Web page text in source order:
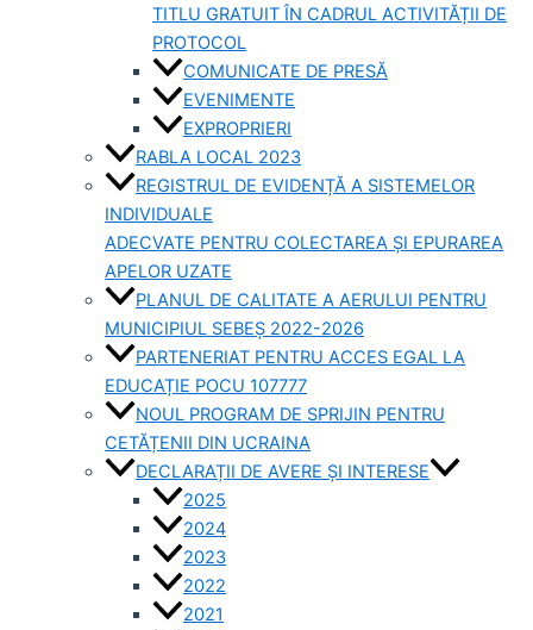
TITLU GRATUIT ÎN CADRUL ACTIVITĂȚII DE
PROTOCOL
COMUNICATE DE PRESĂ
EVENIMENTE
EXPROPRIERI
RABLA LOCAL 2023
REGISTRUL DE EVIDENȚĂ A SISTEMELOR
INDIVIDUALE
ADECVATE PENTRU COLECTAREA ȘI EPURAREA
APELOR UZATE
PLANUL DE CALITATE A AERULUI PENTRU
MUNICIPIUL SEBEȘ 2022-2026
PARTENERIAT PENTRU ACCES EGAL LA
EDUCAȚIE POCU 107777
NOUL PROGRAM DE SPRIJIN PENTRU
CETĂȚENII DIN UCRAINA
DECLARAȚII DE AVERE ȘI INTERESE
2025
2024
2023
2022
2021